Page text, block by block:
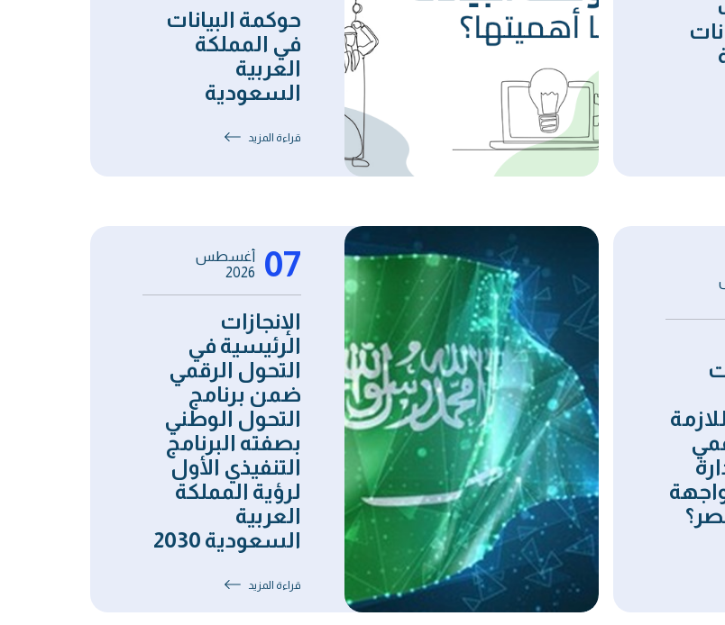
حوكمة البيانات
في المملكة
العربية
السعودية
قراءة المزيد
07
أغسطس
2026
الإنجازات
الرئيسية في
التحول الرقمي
ضمن برنامج
التحول الوطني
بصفته البرنامج
التنفيذي الأول
لرؤية المملكة
العربية
السعودية 2030
قراءة المزيد